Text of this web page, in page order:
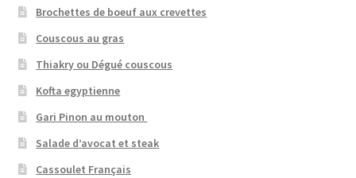
Brochettes de boeuf aux crevettes
Couscous au gras
Thiakry ou Dégué couscous
Kofta egyptienne
Gari Pinon au mouton
Salade d’avocat et steak
Cassoulet Français